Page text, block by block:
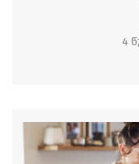
4